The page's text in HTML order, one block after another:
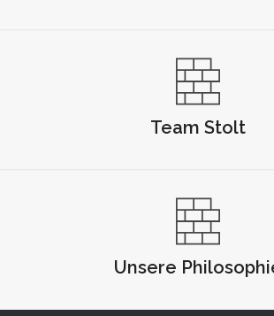
Team Stolt
Unsere